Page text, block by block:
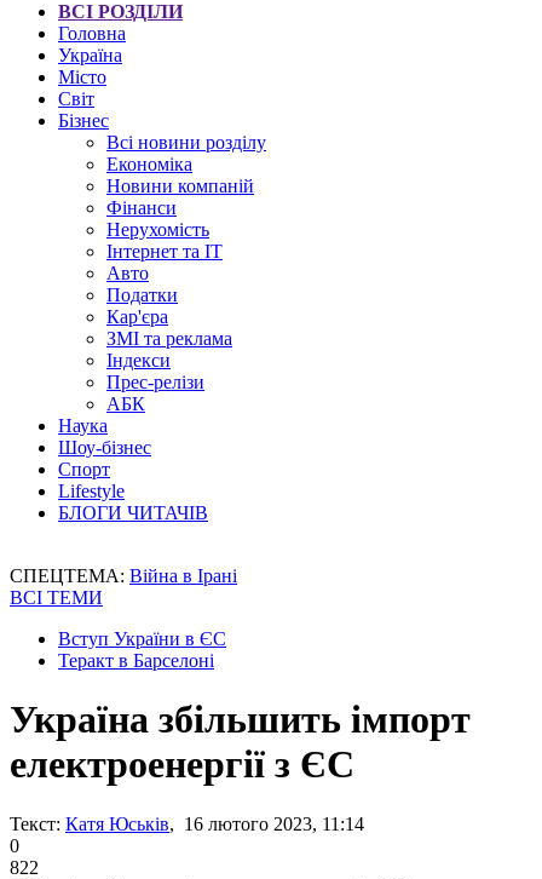
ВСІ РОЗДІЛИ
Головна
Україна
Місто
Світ
Бізнес
Всі новини розділу
Економіка
Новини компаній
Фінанси
Нерухомість
Інтернет та IT
Авто
Податки
Кар'єра
ЗМІ та реклама
Індекси
Прес-релізи
АБК
Наука
Шоу-бізнес
Спорт
Lifestyle
БЛОГИ ЧИТАЧІВ
СПЕЦТЕМА: Війна в Ірані
ВСІ ТЕМИ
Вступ України в ЄС
Теракт в Барселоні
Україна збільшить імпорт
електроенергії з ЄС
Текст: Катя Юськів, 16 лютого 2023, 11:14
0
822